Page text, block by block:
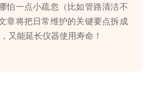
怕一点小疏忽（比如管路清洁不
章将把日常维护的关键要点拆成
又能延长仪器使用寿命！